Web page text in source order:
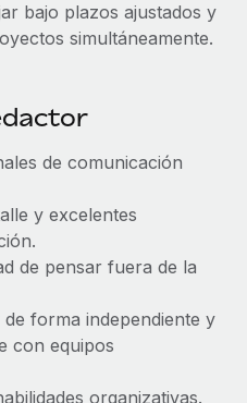
bajo plazos ajustados y
simultáneamente.
de comunicación
y excelentes
de pensar fuera de la
forma independiente y
con equipos
organizativas.